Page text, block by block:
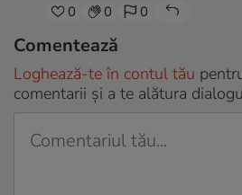
0 0 0
Comentează
Loghează-te în contul tău
comentarii și a te alătura